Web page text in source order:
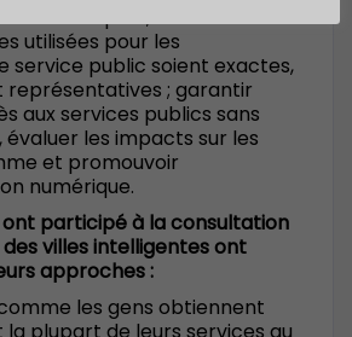
numériques ; veiller à ce
utilisées pour les
service public soient exactes,
; garantir
aux services publics sans
les impacts sur les
et promouvoir
numérique.
ont participé à la consultation
villes intelligentes ont
approches :
les gens obtiennent